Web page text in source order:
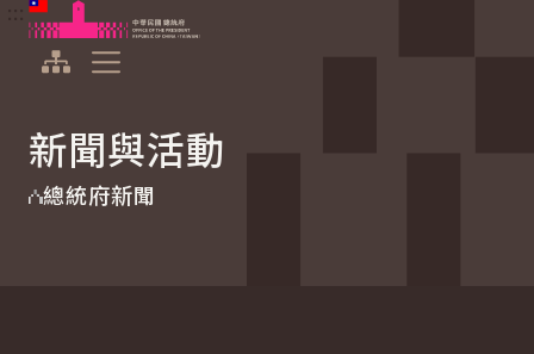
跳到主要內容
中華民國總統府
新聞與活動
總統府新聞